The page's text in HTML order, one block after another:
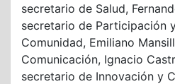
secretario de Salud,
secretario de Participación
Comunidad, Emiliano
Comunicación, Ignacio
secretario de Innovación y